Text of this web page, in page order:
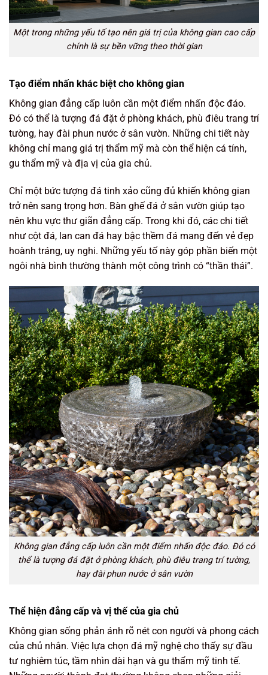
Một trong những yếu tố tạo nên giá trị của không gian cao cấp
chính là sự bền vững theo thời gian
Tạo điểm nhấn khác biệt cho không gian
Không gian đẳng cấp luôn cần một điểm nhấn độc đáo.
Đó có thể là tượng đá đặt ở phòng khách, phù điêu trang trí
tường, hay đài phun nước ở sân vườn. Những chi tiết này
không chỉ mang giá trị thẩm mỹ mà còn thể hiện cá tính,
gu thẩm mỹ và địa vị của gia chủ.
Chỉ một bức tượng đá tinh xảo cũng đủ khiến không gian
trở nên sang trọng hơn. Bàn ghế đá ở sân vườn giúp tạo
nên khu vực thư giãn đẳng cấp. Trong khi đó, các chi tiết
như cột đá, lan can đá hay bậc thềm đá mang đến vẻ đẹp
hoành tráng, uy nghi. Những yếu tố này góp phần biến một
ngôi nhà bình thường thành một công trình có “thần thái”.
Không gian đẳng cấp luôn cần một điểm nhấn độc đáo. Đó có
thể là tượng đá đặt ở phòng khách, phù điêu trang trí tường,
hay đài phun nước ở sân vườn
Thể hiện đẳng cấp và vị thế của gia chủ
Không gian sống phản ánh rõ nét con người và phong cách
của chủ nhân. Việc lựa chọn đá mỹ nghệ cho thấy sự đầu
tư nghiêm túc, tầm nhìn dài hạn và gu thẩm mỹ tinh tế.